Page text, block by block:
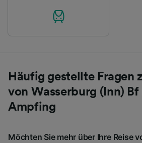
Häufig gestellte Fragen
von Wasserburg (Inn) Bf
Ampfing
Möchten Sie mehr über Ihre Reise